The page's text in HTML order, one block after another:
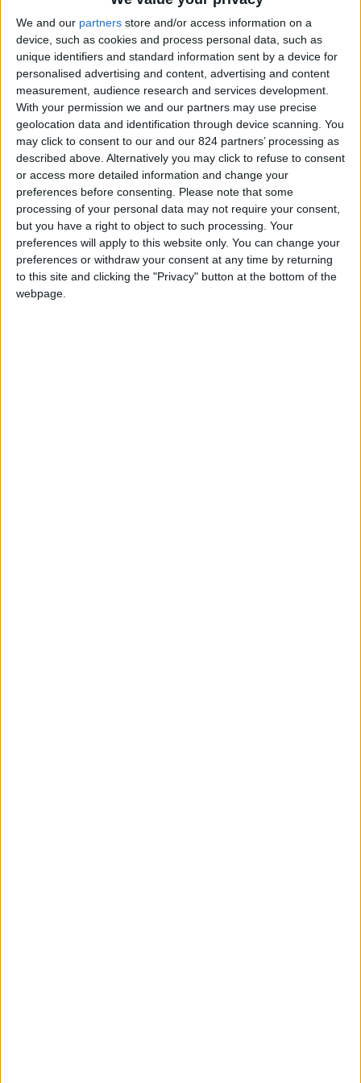
We and our partners store and/or access information on a
device, such as cookies and process personal data, such as
unique identifiers and standard information sent by a device for
personalised advertising and content, advertising and content
measurement, audience research and services development.
With your permission we and our partners may use precise
geolocation data and identification through device scanning. You
may click to consent to our and our 824 partners’ processing as
described above. Alternatively you may click to refuse to consent
or access more detailed information and change your
preferences before consenting.
Please note that some
processing of your personal data may not require your consent,
but you have a right to object to such processing. Your
preferences will apply to this website only. You can change your
preferences or withdraw your consent at any time by returning
to this site and clicking the "Privacy" button at the bottom of the
webpage.
suoi abitanti, trovandosi geograficamente molto
vicini all’Africa, si considerano quasi un ponte tra
Europa, Africa e persino America. I canari sono
infatti molto orgogliosi della loro cultura, frutto di
tante influenze, e – nonostante la Spagna
consideri questo arcipelago come un territorio
transcontinentale – le isole formano parte del
Paese da più di cinquecento anni e i suoi abitanti
sono quindi cittadini spagnoli ed europei di pieno
diritto.